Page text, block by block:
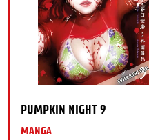
PUMPKIN NIGHT 9
MANGA